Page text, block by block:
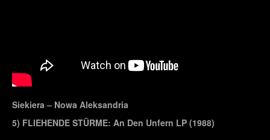
Siekiera – Nowa Aleksandria
5) FLIEHENDE STÜRME: An Den Unfern LP (1988)